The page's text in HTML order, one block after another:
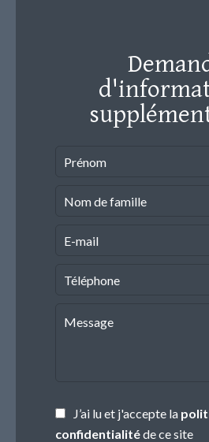
J’ai lu et j'accepte la
confidentialitéde ce site